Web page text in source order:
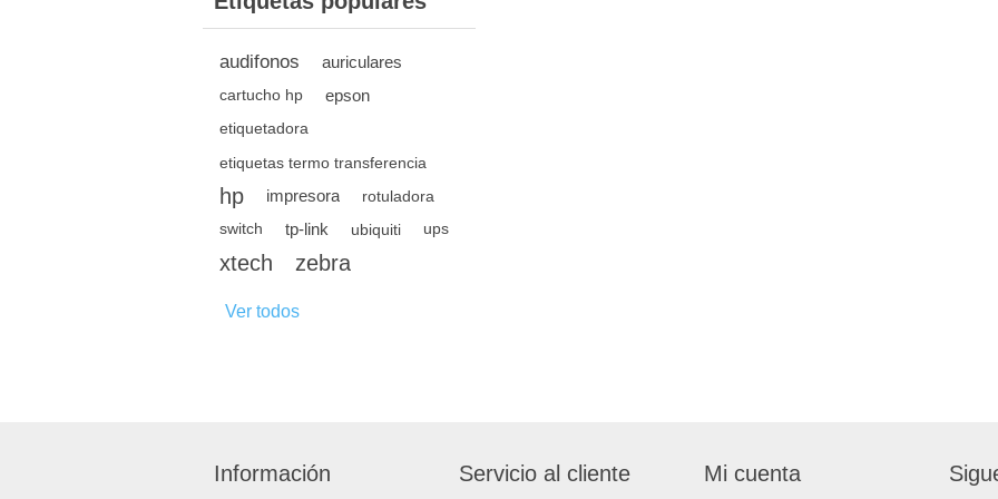
audifonos auriculares
cartucho hp epson
etiquetadora
etiquetas termo transferencia
hp impresora rotuladora
switch tp-link ubiquiti ups
xtech zebra
Ver todos
Información Servicio al cliente Mi cuenta